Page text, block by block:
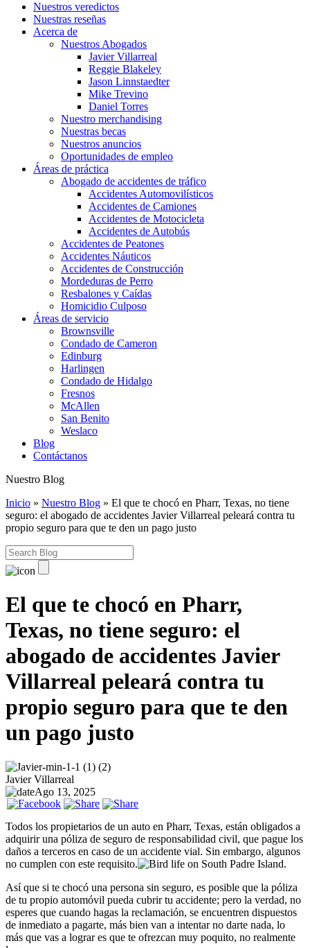
Nuestros veredictos
Nuestras reseñas
Acerca de
Nuestros Abogados
Javier Villarreal
Reggie Blakeley
Jason Linnstaedter
Mike Trevino
Daniel Torres
Nuestro merchandising
Nuestras becas
Nuestros anuncios
Oportunidades de empleo
Áreas de práctica
Abogado de accidentes de tráfico
Accidentes Automovilísticos
Accidentes de Camiones
Accidentes de Motocicleta
Accidentes de Autobús
Accidentes de Peatones
Accidentes Náuticos
Accidentes de Construcción
Mordeduras de Perro
Resbalones y Caídas
Homicidio Culposo
Áreas de servicio
Brownsville
Condado de Cameron
Edinburg
Harlingen
Condado de Hidalgo
Fresnos
McAllen
San Benito
Weslaco
Blog
Contáctanos
Nuestro Blog
Inicio » Nuestro Blog » El que te chocó en Pharr, Texas, no tiene
seguro: el abogado de accidentes Javier Villarreal peleará contra tu
propio seguro para que te den un pago justo
El que te chocó en Pharr,
Texas, no tiene seguro: el
abogado de accidentes Javier
Villarreal peleará contra tu
propio seguro para que te den
un pago justo
Javier Villarreal
Ago 13, 2025
Todos los propietarios de un auto en Pharr, Texas, están obligados a
adquirir una póliza de seguro de responsabilidad civil, que pague los
daños a terceros en caso de un accidente vial. Sin embargo, algunos
no cumplen con este requisito.
Así que si te chocó una persona sin seguro, es posible que la póliza
de tu propio automóvil pueda cubrir tu accidente; pero la verdad, no
esperes que cuando hagas la reclamación, se encuentren dispuestos
de inmediato a pagarte, más bien van a intentar no darte nada, lo
más que vas a lograr es que te ofrezcan muy poquito, no realmente